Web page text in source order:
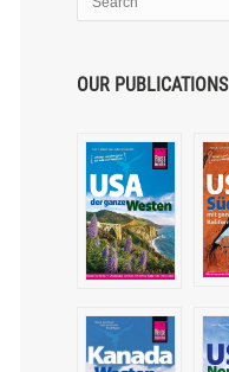
OUR PUBLICATIONS